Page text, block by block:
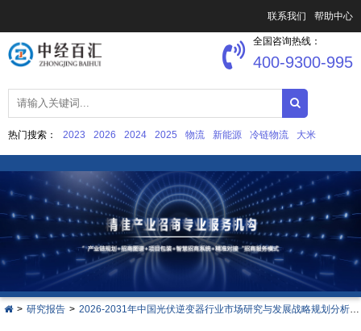
联系我们 帮助中心
热门搜索： 2023 2026 2024 2025 物流 新能源 冷链物流 大米
全国咨询热线：
400-9300-995
> 研究报告 > 2026-2031年中国光伏逆变器行业市场研究与发展战略规划分析报告